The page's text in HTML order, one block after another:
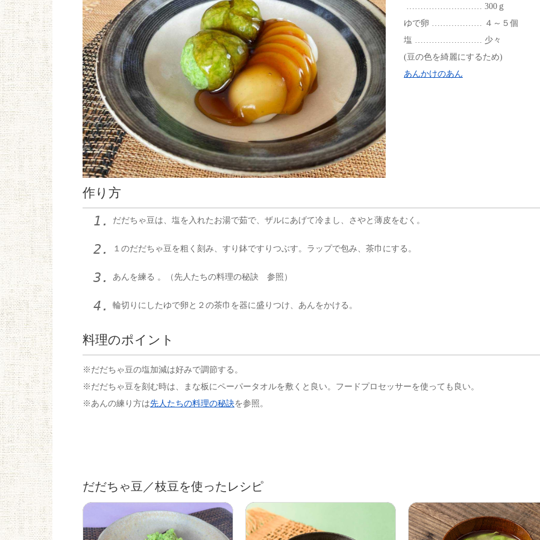
……………………… 300ｇ
ゆで卵 ……………… ４～５個
塩 …………………… 少々
(豆の色を綺麗にするため)
あんかけのあん
作り方
だだちゃ豆は、塩を入れたお湯で茹で、ザルにあげて冷まし、さやと薄皮をむく。
１のだだちゃ豆を粗く刻み、すり鉢ですりつぶす。ラップで包み、茶巾にする。
あんを練る 。（先人たちの料理の秘訣 参照）
輪切りにしたゆで卵と２の茶巾を器に盛りつけ、あんをかける。
料理のポイント
※だだちゃ豆の塩加減は好みで調節する。
※だだちゃ豆を刻む時は、まな板にペーパータオルを敷くと良い。フードプロセッサーを使っても良い。
※あんの練り方は先人たちの料理の秘訣を参照。
だだちゃ豆／枝豆を使ったレシピ